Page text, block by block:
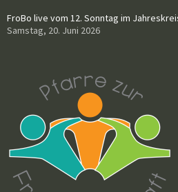
FroBo live vom 12. Sonntag im
Samstag, 20. Juni 2026